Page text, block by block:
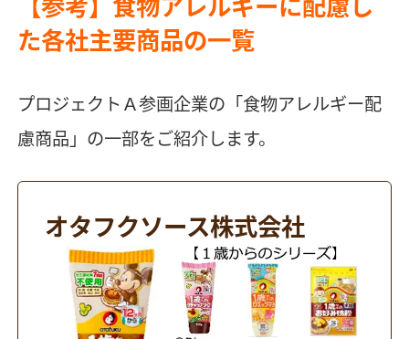
た各社主要商品の一覧
プロジェクトＡ参画企業の「食物アレルギー配
慮商品」の一部をご紹介します。
オタフクソース株式会社